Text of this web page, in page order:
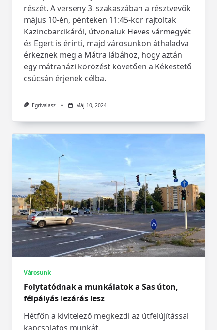
részét. A verseny 3. szakaszában a résztvevők
május 10-én, pénteken 11:45-kor rajtoltak
Kazincbarcikáról, útvonaluk Heves vármegyét
és Egert is érinti, majd városunkon áthaladva
érkeznek meg a Mátra lábához, hogy aztán
egy mátraházi körözést követően a Kékestető
csúcsán érjenek célba.
Egrivalasz Máj 10, 2024
Városunk
Folytatódnak a munkálatok a Sas úton,
félpályás lezárás lesz
Hétfőn a kivitelező megkezdi az útfelújítással
kapcsolatos munkát.